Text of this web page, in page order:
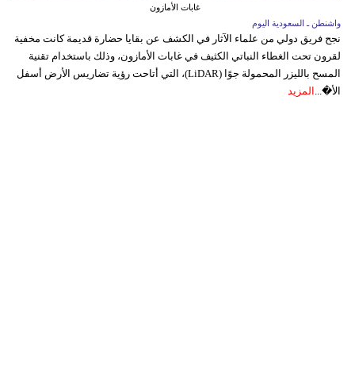
غابات الأمازون
واشنطن ـ السعودية اليوم
نجح فريق دولي من علماء الآثار في الكشف عن بقايا حضارة قديمة كانت مخفية
لقرون تحت الغطاء النباتي الكثيف في غابات الأمازون، وذلك باستخدام تقنية
المسح بالليزر المحمولة جوًا (LiDAR)، التي أتاحت رؤية تضاريس الأرض أسفل
الأ�... المزيد